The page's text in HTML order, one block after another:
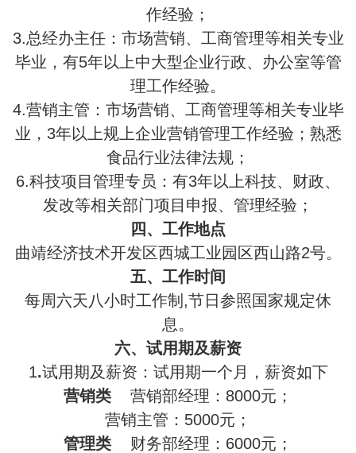
作经验；
3.总经办主任：市场营销、工商管理等相关专业
毕业，有5年以上中大型企业行政、办公室等管
理工作经验。
4.营销主管：市场营销、工商管理等相关专业毕
业，3年以上规上企业营销管理工作经验；熟悉
食品行业法律法规；
6.科技项目管理专员：有3年以上科技、财政、
发改等相关部门项目申报、管理经验；
四、工作地点
曲靖经济技术开发区西城工业园区西山路2号。
五、工作时间
每周六天八小时工作制,节日参照国家规定休
息。
六、试用期及薪资
1.试用期及薪资：试用期一个月，薪资如下
营销类
营销部经理：8000元；
营销主管：5000元；
管理类
财务部经理：6000元；